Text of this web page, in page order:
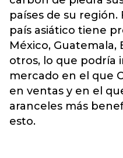
países de su región.
país asiático tiene
México, Guatemala,
otros, lo que podría
mercado en el que
en ventas y en el
aranceles más
esto.